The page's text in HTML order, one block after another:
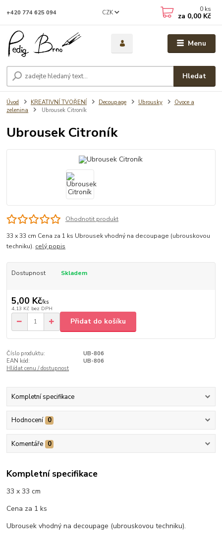
Menu
CZK
Hledat
+420 774 625 094 0 ks
za 0,00 Kč
Úvod KREATIVNÍ TVOŘENÍ Decoupage Ubrousky
Ovoce a
zelenina
Ubrousek Citroník
Ubrousek Citroník
Ohodnotit produkt
33 x 33 cm Cena za 1 ks Ubrousek vhodný na decoupage (ubrouskovou
techniku). celý popis
Dostupnost Skladem
5,00 Kč/ks
4,13 Kč bez DPH
Přidat do košíku
Číslo produktu:
UB-806
EAN kód:
UB-806
Hlídat cenu / dostupnost
Kompletní specifikace
Hodnocení 0
Komentáře 0
Kompletní specifikace
33 x 33 cm
Cena za 1 ks
Ubrousek vhodný na decoupage (ubrouskovou techniku).